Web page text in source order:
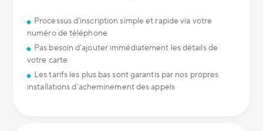
Processus d'inscription simple et rapide via votre
numéro de téléphone
Pas besoin d'ajouter immédiatement les détails de
votre carte
Les tarifs les plus bas sont garantis par nos propres
installations d'acheminement des appels